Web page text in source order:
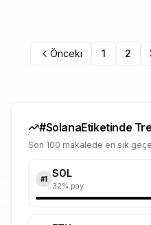
Önceki 1 2
#SolanaEtiketinde
Son 100 makalede en sık
#1 SOL
32% pay